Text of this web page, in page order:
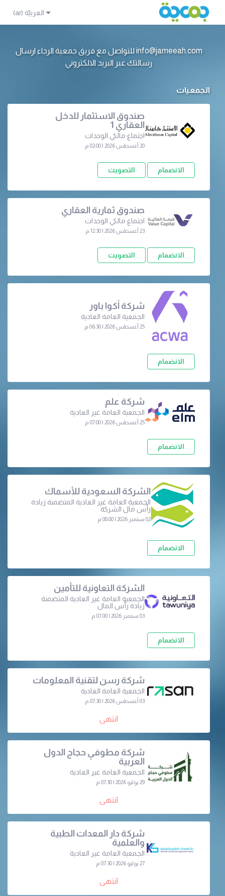
info@jameeah.com للتواصل مع فريق جمعية الرجاء ارسال
رسالتك عبر البريد الالكتروني
الجمعيات
صندوق الاستثمار للدخل
العقاري 1
اجتماع مالكي الوحدات
20 أغسطس 2026 | 02:00 م
الانضمام التصويت
صندوق ثمارية العقاري
اجتماع مالكي الوحدات
23 أغسطس 2026 | 12:30 م
الانضمام التصويت
شركة أكوا باور
الجمعية العامة العادية
25 أغسطس 2026 | 06:30 م
الانضمام
شركة علم
الجمعية العامة غير العادية
25 أغسطس 2026 | 07:00 م
الانضمام
الشركة السعودية للأسماك
الجمعية العامة غير العادية المتضمنة زيادة
رأس مال الشركة
02 سبتمبر 2026 | 08:00 م
الانضمام
الشركة التعاونية للتأمين
الجمعية العامة غير العادية المتضمنة
زيادة رأس المال
03 سبتمبر 2026 | 07:00 م
الانضمام
شركة رسن لتقنية المعلومات
الجمعية العامة العادية
03 أغسطس 2026 | 07:30 م
انتهى
شركة مطوفي حجاج الدول
العربية
الجمعية العامة غير العادية
29 يوليو 2026 | 07:30 م
انتهى
شركة دار المعدات الطبية
والعلمية
الجمعية العامة غير العادية
27 يوليو 2026 | 07:30 م
انتهى